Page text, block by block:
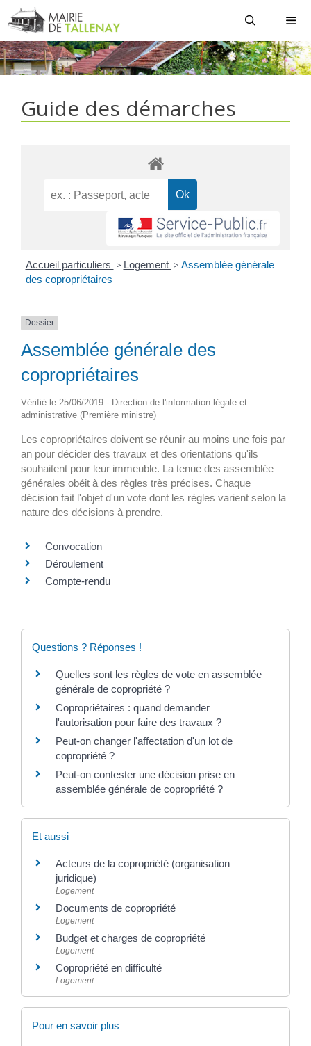
Aller
au
contenu
Guide des démarches
Accueil particuliers > Logement > Assemblée générale
des copropriétaires
Dossier
Assemblée générale des
copropriétaires
Vérifié le 25/06/2019 - Direction de l'information légale et
administrative (Première ministre)
Les copropriétaires doivent se réunir au moins une fois par
an pour décider des travaux et des orientations qu'ils
souhaitent pour leur immeuble. La tenue des assemblée
générales obéit à des règles très précises. Chaque
décision fait l'objet d'un vote dont les règles varient selon la
nature des décisions à prendre.
Convocation
Déroulement
Compte-rendu
Questions ? Réponses !
Quelles sont les règles de vote en assemblée
générale de copropriété ?
Copropriétaires : quand demander
l'autorisation pour faire des travaux ?
Peut-on changer l'affectation d'un lot de
copropriété ?
Peut-on contester une décision prise en
assemblée générale de copropriété ?
Et aussi
Acteurs de la copropriété (organisation
juridique)
Logement
Documents de copropriété
Logement
Budget et charges de copropriété
Logement
Copropriété en difficulté
Logement
Pour en savoir plus